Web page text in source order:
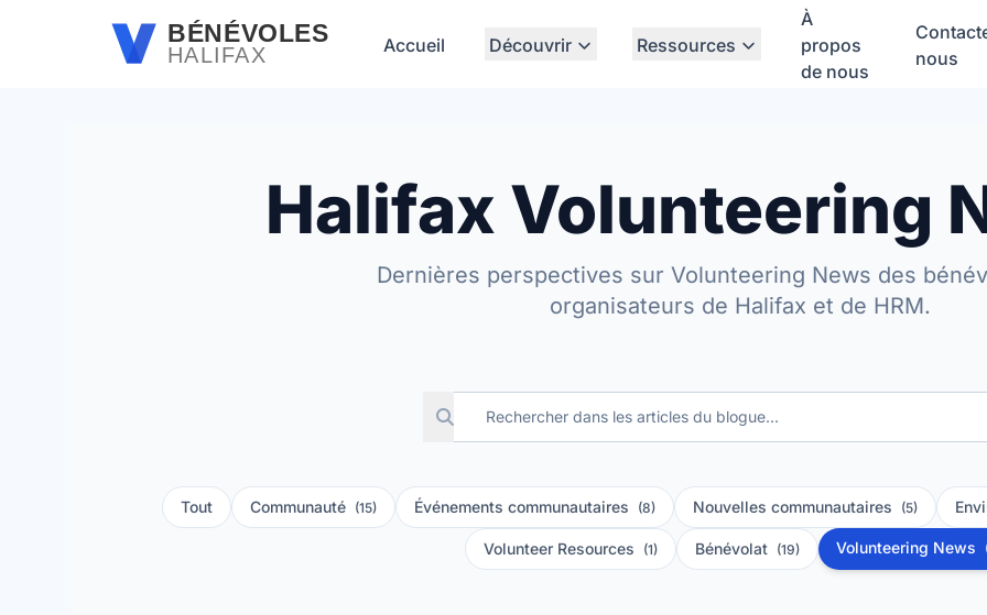
Passer au contenu principalBÉNÉVOLES
HALIFAX Accueil Découvrir Ressources
À
propos
de nous
nous
Halifax Volunteering
Dernières perspectives sur Volunteering News des
organisateurs de Halifax et de HRM.
Tout Communauté (15) Événements communautaires (8) Nouvelles communautaires (5)
Volunteer Resources (1) Bénévolat (19) Volunteering News